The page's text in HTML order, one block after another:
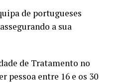
de portugueses
a sua
de Tratamento no
pessoa entre 16 e os 30